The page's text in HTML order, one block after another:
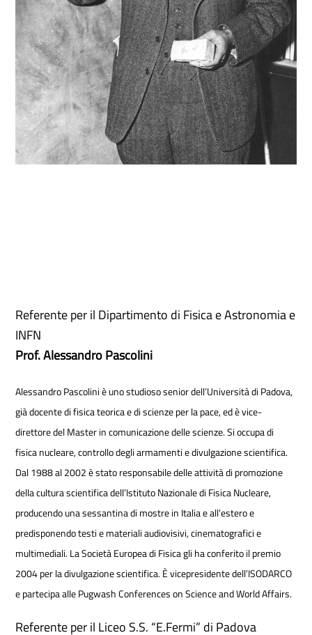
Referente per il Dipartimento di Fisica e Astronomia e
INFN
Prof. Alessandro Pascolini
Alessandro Pascolini è uno studioso senior dell’Università di Padova,
già docente di fisica teorica e di scienze per la pace, ed è vice-
direttore del Master in comunicazione delle scienze. Si occupa di
fisica nucleare, controllo degli armamenti e divulgazione scientifica.
Dal 1988 al 2002 è stato responsabile delle attività di promozione
della cultura scientifica dell’Istituto Nazionale di Fisica Nucleare,
producendo una sessantina di mostre in Italia e all’estero e
predisponendo testi e materiali audiovisivi, cinematografici e
multimediali. La Società Europea di Fisica gli ha conferito il premio
2004 per la divulgazione scientifica. È vicepresidente dell’ISODARCO
e partecipa alle Pugwash Conferences on Science and World Affairs.
Referente per il Liceo S.S. “E.Fermi” di Padova